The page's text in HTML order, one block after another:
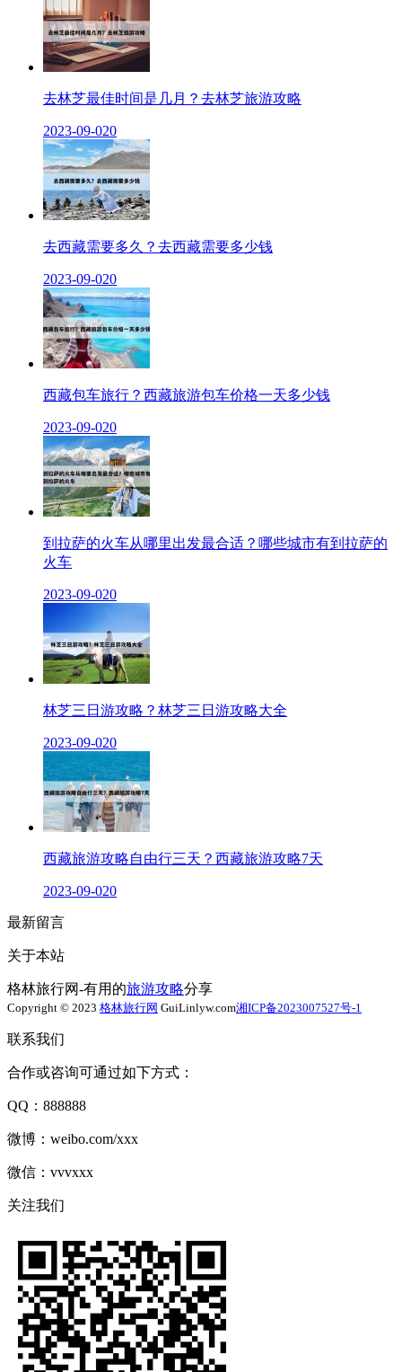
去林芝最佳时间是几月？去林芝旅游攻略
2023-09-020
去西藏需要多久？去西藏需要多少钱
2023-09-020
西藏包车旅行？西藏旅游包车价格一天多少钱
2023-09-020
到拉萨的火车从哪里出发最合适？哪些城市有到拉萨的
火车
2023-09-020
林芝三日游攻略？林芝三日游攻略大全
2023-09-020
西藏旅游攻略自由行三天？西藏旅游攻略7天
2023-09-020
最新留言
关于本站
格林旅行网-有用的旅游攻略分享
Copyright © 2023 格林旅行网 GuiLinlyw.com湘ICP备2023007527号-1
联系我们
合作或咨询可通过如下方式：
QQ：888888
微博：weibo.com/xxx
微信：vvvxxx
关注我们